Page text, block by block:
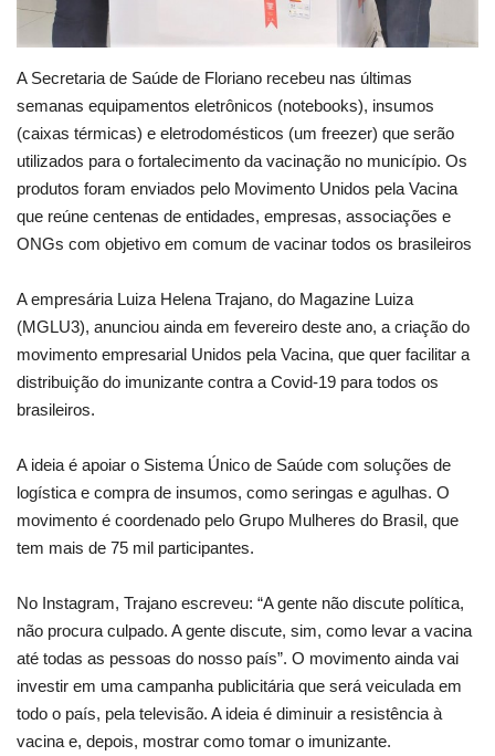
A Secretaria de Saúde de Floriano recebeu nas últimas
semanas equipamentos eletrônicos (notebooks), insumos
(caixas térmicas) e eletrodomésticos (um freezer) que serão
utilizados para o fortalecimento da vacinação no município. Os
produtos foram enviados pelo Movimento Unidos pela Vacina
que reúne centenas de entidades, empresas, associações e
ONGs com objetivo em comum de vacinar todos os brasileiros
A empresária Luiza Helena Trajano, do Magazine Luiza
(MGLU3), anunciou ainda em fevereiro deste ano, a criação do
movimento empresarial Unidos pela Vacina, que quer facilitar a
distribuição do imunizante contra a Covid-19 para todos os
brasileiros.
A ideia é apoiar o Sistema Único de Saúde com soluções de
logística e compra de insumos, como seringas e agulhas. O
movimento é coordenado pelo Grupo Mulheres do Brasil, que
tem mais de 75 mil participantes.
No Instagram, Trajano escreveu: “A gente não discute política,
não procura culpado. A gente discute, sim, como levar a vacina
até todas as pessoas do nosso país”. O movimento ainda vai
investir em uma campanha publicitária que será veiculada em
todo o país, pela televisão. A ideia é diminuir a resistência à
vacina e, depois, mostrar como tomar o imunizante.